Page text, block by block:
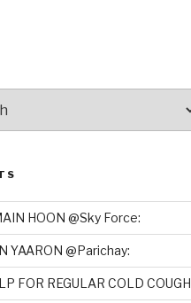
HOON @Sky Force:
YAARON @Parichay:
FOR REGULAR COLD COUGH